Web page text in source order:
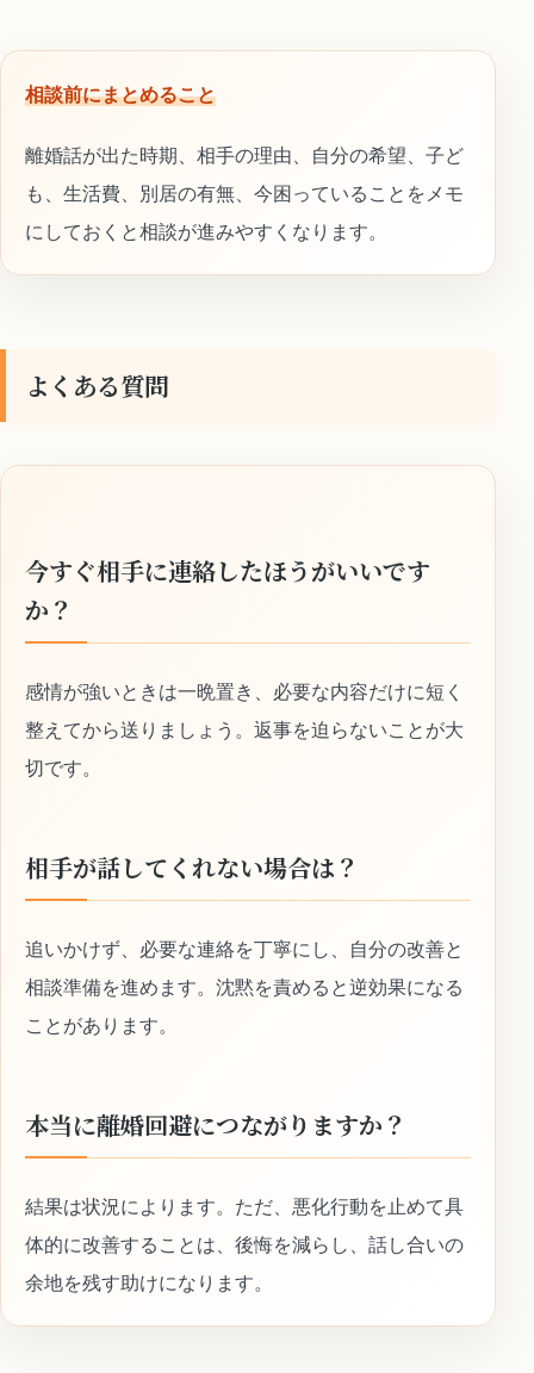
相談前にまとめること
離婚話が出た時期、相手の理由、自分の希望、子ど
も、生活費、別居の有無、今困っていることをメモ
にしておくと相談が進みやすくなります。
よくある質問
今すぐ相手に連絡したほうがいいです
か？
感情が強いときは一晩置き、必要な内容だけに短く
整えてから送りましょう。返事を迫らないことが大
切です。
相手が話してくれない場合は？
追いかけず、必要な連絡を丁寧にし、自分の改善と
相談準備を進めます。沈黙を責めると逆効果になる
ことがあります。
本当に離婚回避につながりますか？
結果は状況によります。ただ、悪化行動を止めて具
体的に改善することは、後悔を減らし、話し合いの
余地を残す助けになります。